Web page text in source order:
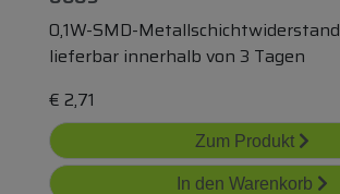
0,1W-SMD-Metallschichtwiderstand
lieferbar innerhalb von 3 Tagen
€ 2,71
Zum Produkt
In den Warenkorb